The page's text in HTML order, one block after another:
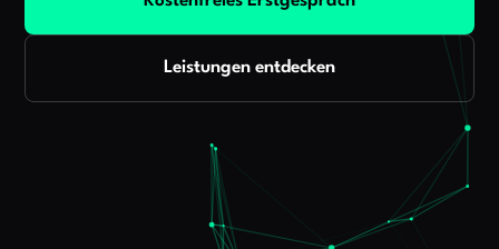
Leistungen entdecken